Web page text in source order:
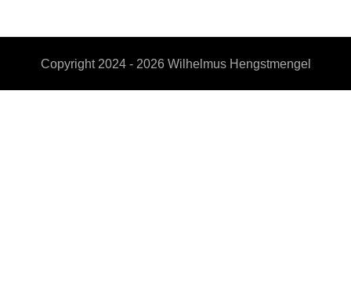
Copyright 2024 - 2026 Wilhelmus Hengstmengel